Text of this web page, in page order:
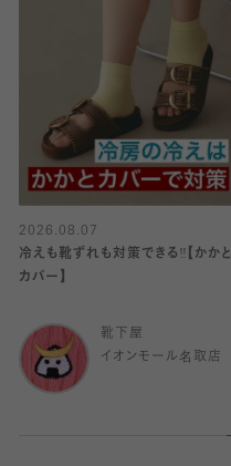
2026.08.07
冷えも靴ずれも対策できる‼️【かかと
カバー】
靴下屋
イオンモール名取店